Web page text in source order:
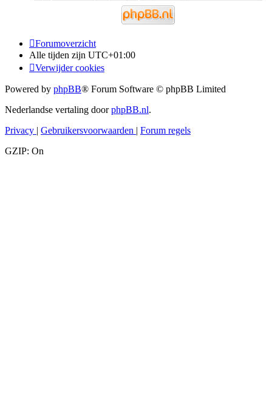
Forumoverzicht
Alle tijden zijn UTC+01:00
Verwijder cookies
Powered by phpBB® Forum Software © phpBB Limited
Nederlandse vertaling doorphpBB.nl.
Privacy | Gebruikersvoorwaarden | Forum regels
GZIP: On